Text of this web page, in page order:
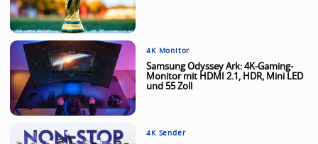
4K Monitor
Samsung Odyssey Ark: 4K-Gaming-
Monitor mit HDMI 2.1, HDR, Mini LED
und 55 Zoll
4K Sender